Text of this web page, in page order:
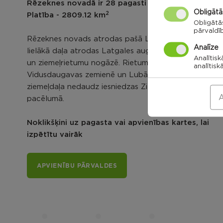
Rēzeknes novadā ir 28 pagasti un Viļānu pilsēta
Platība - 2809.12 km2
Rēzeknes novads atrodas pašā Latgales vidū. Tā
lielākā daļa atrodas Latgales augstienē, tās ziemeļu
un ziemeļrietumu nogāzē. Rietumdaļa –
Vidusdaugavas zemienē un Lubāna līdzenumā, bet
ziemeļdaļa nedaudz iesniedzas Ziemeļlatgales
pacēlumā.
Noklikšķini uz pagasta vai apvienības kartes, lai
izpētītu vairāk
APVIENĪBU PĀRVALDES
Analīze